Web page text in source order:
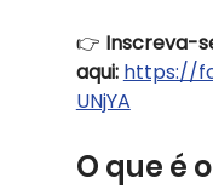
👉 Inscreva-
aqui: https://
UNjYA
O que é